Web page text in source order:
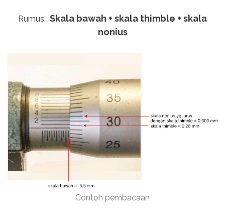
Rumus : Skala bawah + skala thimble + skala
nonius
Contoh pembacaan